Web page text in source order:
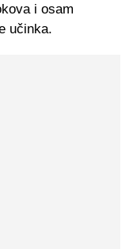
i osam
učinka.